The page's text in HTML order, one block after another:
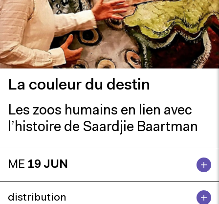
La couleur du destin
Les zoos humains en lien avec
l’histoire de Saardjie Baartman
ME 19 JUN
distribution